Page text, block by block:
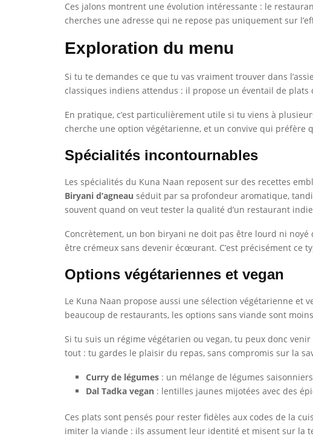
Ces jalons montrent une évolution intéressante : le
cherches une adresse qui ne repose pas uniquement sur
Exploration du menu
Si tu te demandes ce que tu vas vraiment trouver dans
classiques indiens attendus : il propose un éventail de
En pratique, c’est particulièrement utile si tu viens à
cherche une option végétarienne, et un convive qui
Spécialités incontournables
Les spécialités du Kuna Naan reposent sur des recettes
Biryani d’agneau séduit par sa profondeur aromatique,
souvent quand on veut tester la qualité d’un restaurant
Concrètement, un bon biryani ne doit pas être lourd ni
être crémeux sans devenir écœurant. C’est précisément ce
Options végétariennes et vegan
Le Kuna Naan propose aussi une sélection végétarienne et
beaucoup de restaurants, les options sans viande sont
Si tu suis un régime végétarien ou vegan, tu peux donc
tout : tu gardes le plaisir du repas, sans compromis sur la
Curry de légumes : un mélange de légumes
Dal Tadka vegan : lentilles jaunes mijotées avec des
Ces plats sont pensés pour rester fidèles aux codes de la
imiter la viande : ils assument leur identité et misent sur la